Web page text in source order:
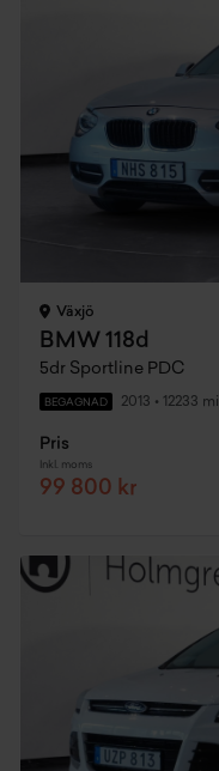
Växjö
BMW 118d
5dr Sportline PDC
BEGAGNAD 2013 • 12233 mil
Pris
Inkl. moms
99 800 kr